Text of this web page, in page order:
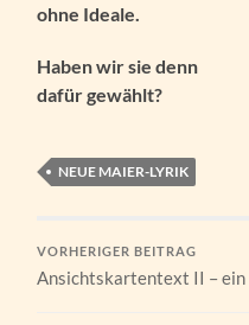
ohne Ideale.
Haben wir sie denn
dafür gewählt?
NEUE MAIER-LYRIK
VORHERIGER BEITRAG
Ansichtskartentext II – ein